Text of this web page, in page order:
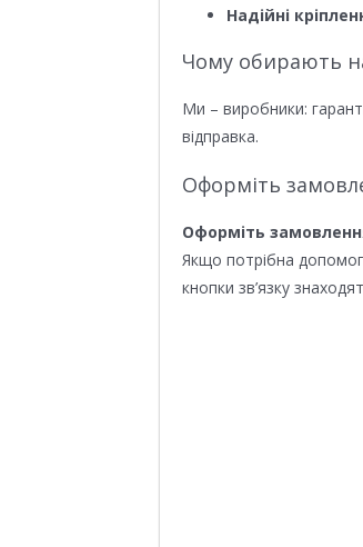
Надійні
Чому обирають
Ми – виробники:
відправка.
Оформіть
Оформіть
Якщо потрібна
кнопки зв’язку